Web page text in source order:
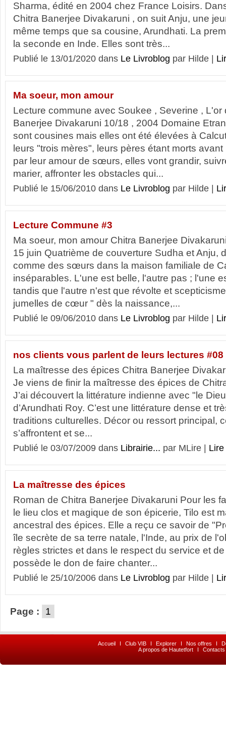
Sharma, édité en 2004 chez France Loisirs.
Chitra Banerjee Divakaruni , on suit Anju, une
même temps que sa cousine, Arundhati. La
la seconde en Inde. Elles sont très...
Publié le 13/01/2020 dans Le Livroblog par Hilde |
Ma soeur, mon amour
Lecture commune avec Soukee , Severine , L'or
Banerjee Divakaruni 10/18 , 2004 Domaine
sont cousines mais elles ont été élevées à
leurs "trois mères", leurs pères étant morts
par leur amour de sœurs, elles vont grandir,
marier, affronter les obstacles qui...
Publié le 15/06/2010 dans Le Livroblog par Hilde |
Lecture Commune #3
Ma soeur, mon amour Chitra Banerjee
15 juin Quatrième de couverture Sudha et Anju,
comme des sœurs dans la maison familiale de
inséparables. L'une est belle, l'autre pas ; l'une
tandis que l'autre n'est que révolte et
jumelles de cœur " dès la naissance,...
Publié le 09/06/2010 dans Le Livroblog par Hilde |
nos clients vous parlent de leurs lectures #08
La maîtresse des épices Chitra Banerjee
Je viens de finir la maîtresse des épices de
J’ai découvert la littérature indienne avec "le
d’Arundhati Roy. C’est une littérature dense et
traditions culturelles. Décor ou ressort principal,
s’affrontent et se...
Publié le 03/07/2009 dans Librairie... par MLire |
La maîtresse des épices
Roman de Chitra Banerjee Divakaruni Pour les
le lieu clos et magique de son épicerie, Tilo est
ancestral des épices. Elle a reçu ce savoir de
île secrète de sa terre natale, l'Inde, au prix de
règles strictes et dans le respect du service et
possède le don de faire chanter...
Publié le 25/10/2006 dans Le Livroblog par Hilde |
Page : 1
Accueil I Club VIB I Explorer I Nos offres I
A propos de Hautetfort
I Contacts